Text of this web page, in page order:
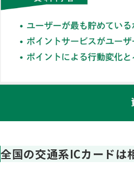
全国の交通系ICカードは